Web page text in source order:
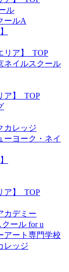
ル
ールA
リア】_TOP
ネイルスクール
ア】_TOP
カレッジ
ーヨーク・ネイ
ア】_TOP
カデミー
ール for u
アート専門学校
レッジ